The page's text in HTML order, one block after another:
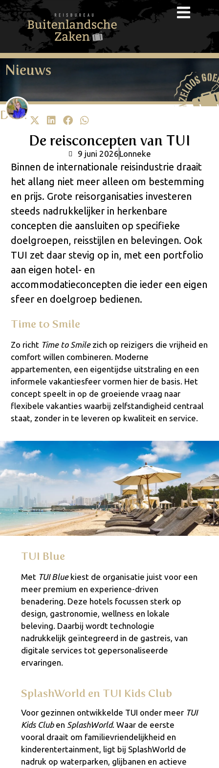
Nieuws
De reisconcepten van TUI
9 juni 2026Lonneke
Binnen de internationale reisindustrie draait
het allang niet meer alleen om bestemming
en prijs. Grote reisorganisaties investeren
steeds nadrukkelijker in herkenbare
concepten die aansluiten op specifieke
doelgroepen, reisstijlen en belevingen. Ook
TUI zet daar stevig op in, met een portfolio
aan eigen hotel- en
accommodatieconcepten die ieder een eigen
sfeer en doelgroep bedienen.
Deel!
Time to Smile
Zo richt Time to Smilezich op reizigers die vrijheid en
comfort willen combineren. Moderne
appartementen, een eigentijdse uitstraling en een
informele vakantiesfeer vormen hier de basis. Het
concept speelt in op de groeiende vraag naar
flexibele vakanties waarbij zelfstandigheid centraal
staat, zonder in te leveren op kwaliteit en service.
TUI Blue
Met TUI Bluekiest de organisatie juist voor een
meer premium en experience-driven
benadering. Deze hotels focussen sterk op
design, gastronomie, wellness en lokale
beleving. Daarbij wordt technologie
nadrukkelijk geïntegreerd in de gastreis, van
digitale services tot gepersonaliseerde
ervaringen.
SplashWorld en TUI Kids Club
Voor gezinnen ontwikkelde TUI onder meer TUI
Kids Cluben SplashWorld. Waar de eerste
vooral draait om familievriendelijkheid en
kinderentertainment, ligt bij SplashWorld de
nadruk op waterparken, glijbanen en actieve